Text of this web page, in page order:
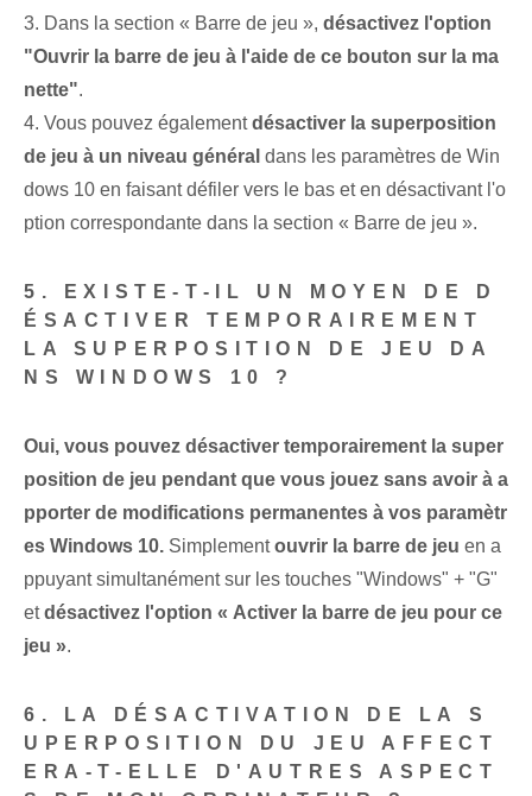
3. Dans la section « Barre de jeu », désactivez l'option
"Ouvrir la barre de jeu à l'aide de ce bouton sur la ma
nette".
4. Vous pouvez égalementdésactiver la superposition
de jeu à un niveau général dans les paramètres de Win
dows 10 en faisant défiler vers le bas et en désactivant l'o
ption correspondante dans la section « Barre de jeu ».
5. EXISTE-T-IL UN MOYEN DE D
ÉSACTIVER TEMPORAIREMENT
LA SUPERPOSITION DE JEU DA
NS WINDOWS 10 ?
Oui, vous pouvez désactiver temporairement la super
position de jeu pendant que vous jouez sans avoir à a
pporter de modifications permanentes à vos paramètr
es Windows 10. Simplementouvrir la barre de jeu en a
ppuyant simultanément sur les touches "Windows" + "G"
etdésactivez l'option « Activer la barre de jeu pour ce
jeu ».
6. LA DÉSACTIVATION DE LA S
UPERPOSITION DU JEU AFFECT
ERA-T-ELLE D'AUTRES ASPECT